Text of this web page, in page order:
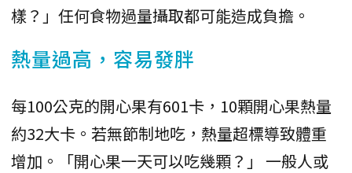
樣？」任何食物過量攝取都可能造成負擔。
熱量過高，容易發胖
每100公克的開心果有601卡，10顆開心果熱量
約32大卡。若無節制地吃，熱量超標導致體重
增加。「開心果一天可以吃幾顆？」 一般人或